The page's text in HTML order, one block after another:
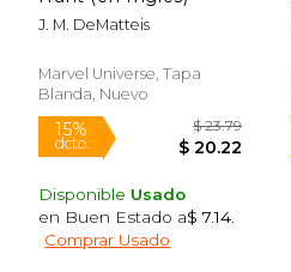
J. M. DeMatteis
Marvel Universe, Tapa
Blanda, Nuevo
Disponible Usado
en Buen Estado a$ 7.14
Comprar Usado